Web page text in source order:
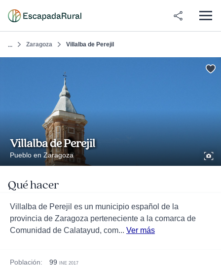
... Zaragoza Villalba de Perejil
Villalba de Perejil
Pueblo en Zaragoza
Qué hacer
Villalba de Perejil es un municipio español de la
provincia de Zaragoza perteneciente a la comarca de
Comunidad de Calatayud, com... Ver más
Población: 99 INE 2017